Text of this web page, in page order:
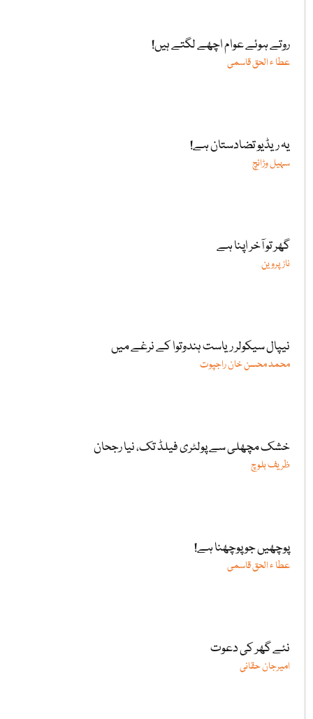
روتے ہوئے عوام اچھے لگتے ہیں!
عطا ء الحق قاسمی
یہ ریڈیو تضادستان ہے!
سہیل وڑائچ
گھر تو آخر اپنا ہے
ناز پروین
نیپال سیکولر ریاست ہندوتوا کے نرغے میں
محمد محسن خان راجپوت
خشک مچھلی سے پولٹری فیلڈ تک، نیا رجحان
ظریف بلوچ
پوچھیں جو پوچھنا ہے!
عطا ء الحق قاسمی
نئے گھر کی دعوت
امیرجان حقانی